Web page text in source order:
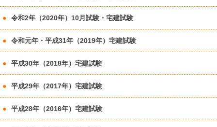
令和2年（2020年）10月試験・宅建試験
令和元年・平成31年（2019年）宅建試験
平成30年（2018年）宅建試験
平成29年（2017年）宅建試験
平成28年（2016年）宅建試験